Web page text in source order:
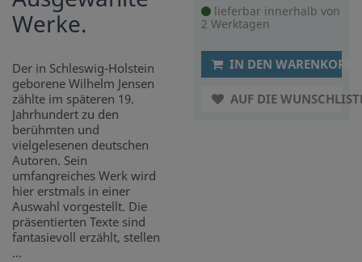
Werke.
Der in Schleswig-Holstein
geborene Wilhelm Jensen
zählte im späteren 19.
Jahrhundert zu den
berühmten und
vielgelesenen deutschen
Autoren. Sein
umfangreiches Werk wird
hier erstmals in einer
Auswahl vorgestellt. Die
präsentierten Texte sind
fantasievoll erzählt, stellen
...
lieferbar innerhalb von
2 Werktagen
IN DEN WARENKORB
AUF DIE